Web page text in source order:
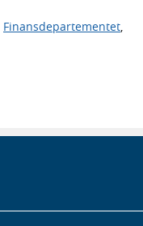
Finansdepartementet,